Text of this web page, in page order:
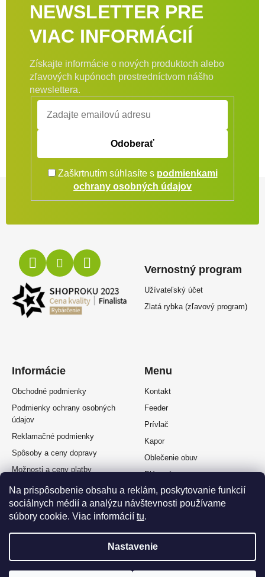
Na prispôsobenie obsahu a reklám, poskytovanie funkcií
sociálnych médií a analýzu návštevnosti používame
súbory cookie. Viac informácií tu.
Nastavenie
NEWSLETTER PRE
VIAC INFORMÁCIÍ
Získajte informácie o nových produktoch alebo
zľavových kupónoch prostredníctvom nášho
newslettera.
Odoberať
Zaškrtnutím súhlasíte s podmienkami
ochrany osobných údajov
Informácie
Obchodné podmienky
Podmienky ochrany osobných
údajov
Reklamačné podmienky
Spôsoby a ceny dopravy
Možnosti a ceny platby
Splátkový predaj
Odstúpenie od zmluvy
Vernostný program
Užívateľský účet
Zlatá rybka (zľavový program)
Menu
Kontakt
Feeder
Prívlač
Kapor
Oblečenie obuv
Plávaná
Muškárina
Vytvoril Shoptet Premium a Adatelier